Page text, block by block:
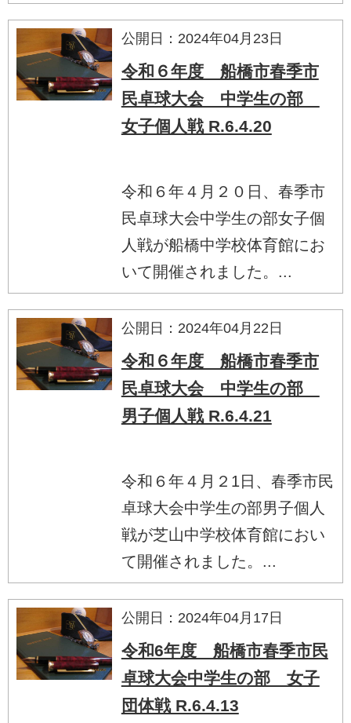
公開日：2024年04月23日
令和６年度 船橋市春季市
民卓球大会 中学生の部
女子個人戦 R.6.4.20
令和６年４月２０日、春季市
民卓球大会中学生の部女子個
人戦が船橋中学校体育館にお
いて開催されました。...
公開日：2024年04月22日
令和６年度 船橋市春季市
民卓球大会 中学生の部
男子個人戦 R.6.4.21
令和６年４月２1日、春季市民
卓球大会中学生の部男子個人
戦が芝山中学校体育館におい
て開催されました。...
公開日：2024年04月17日
令和6年度 船橋市春季市民
卓球大会中学生の部 女子
団体戦 R.6.4.13